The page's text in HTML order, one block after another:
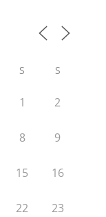
S S
1 2
8 9
15 16
22 23